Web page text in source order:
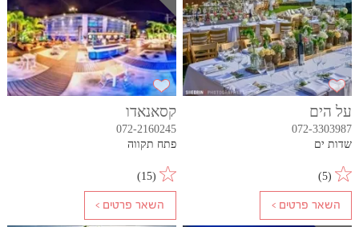
על הים
072-3303987
שדות ים
(
5
)
קסאנאדו
072-2160245
פתח תקווה
(
15
)